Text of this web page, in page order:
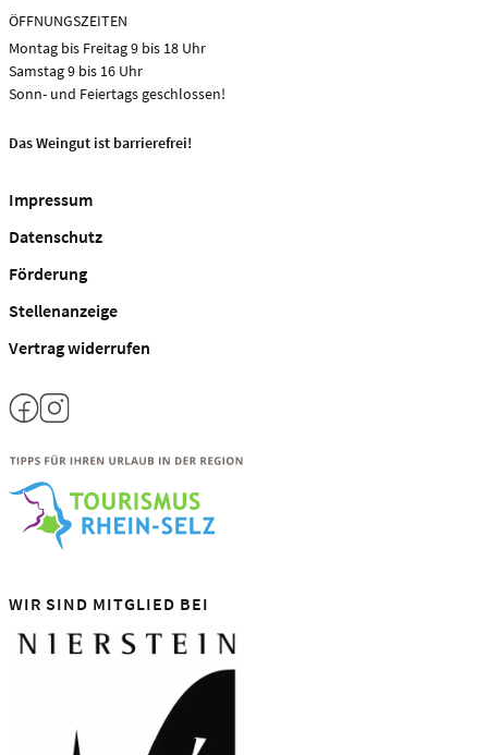
ÖFFNUNGSZEITEN
Montag bis Freitag 9 bis 18 Uhr
Samstag 9 bis 16 Uhr
Sonn- und Feiertags geschlossen!
Das Weingut ist barrierefrei!
Impressum
Datenschutz
Förderung
Stellenanzeige
Vertrag widerrufen
WIR SIND MITGLIED BEI